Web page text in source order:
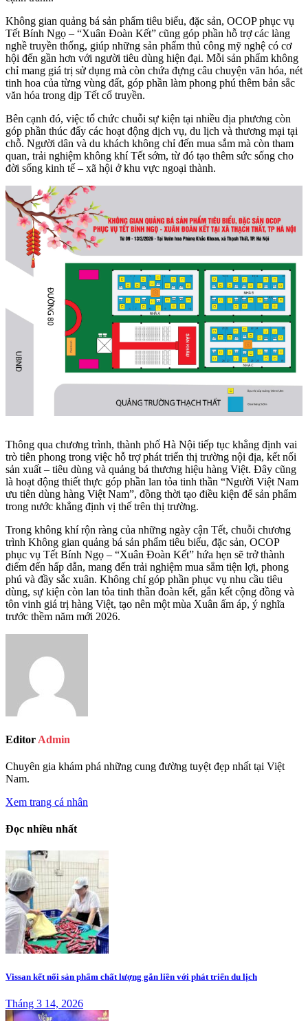
Không gian quảng bá sản phẩm tiêu biểu, đặc sản, OCOP phục vụ
Tết Bính Ngọ – “Xuân Đoàn Kết” cũng góp phần hỗ trợ các làng
nghề truyền thống, giúp những sản phẩm thủ công mỹ nghệ có cơ
hội đến gần hơn với người tiêu dùng hiện đại. Mỗi sản phẩm không
chỉ mang giá trị sử dụng mà còn chứa đựng câu chuyện văn hóa, nét
tinh hoa của từng vùng đất, góp phần làm phong phú thêm bản sắc
văn hóa trong dịp Tết cổ truyền.
Bên cạnh đó, việc tổ chức chuỗi sự kiện tại nhiều địa phương còn
góp phần thúc đẩy các hoạt động dịch vụ, du lịch và thương mại tại
chỗ. Người dân và du khách không chỉ đến mua sắm mà còn tham
quan, trải nghiệm không khí Tết sớm, từ đó tạo thêm sức sống cho
đời sống kinh tế – xã hội ở khu vực ngoại thành.
Thông qua chương trình, thành phố Hà Nội tiếp tục khẳng định vai
trò tiên phong trong việc hỗ trợ phát triển thị trường nội địa, kết nối
sản xuất – tiêu dùng và quảng bá thương hiệu hàng Việt. Đây cũng
là hoạt động thiết thực góp phần lan tỏa tinh thần “Người Việt Nam
ưu tiên dùng hàng Việt Nam”, đồng thời tạo điều kiện để sản phẩm
trong nước khẳng định vị thế trên thị trường.
Trong không khí rộn ràng của những ngày cận Tết, chuỗi chương
trình Không gian quảng bá sản phẩm tiêu biểu, đặc sản, OCOP
phục vụ Tết Bính Ngọ – “Xuân Đoàn Kết” hứa hẹn sẽ trở thành
điểm đến hấp dẫn, mang đến trải nghiệm mua sắm tiện lợi, phong
phú và đầy sắc xuân. Không chỉ góp phần phục vụ nhu cầu tiêu
dùng, sự kiện còn lan tỏa tinh thần đoàn kết, gắn kết cộng đồng và
tôn vinh giá trị hàng Việt, tạo nên một mùa Xuân ấm áp, ý nghĩa
trước thềm năm mới 2026.
Editor Admin
Chuyên gia khám phá những cung đường tuyệt đẹp nhất tại Việt
Nam.
Xem trang cá nhân
Đọc nhiều nhất
Vissan kết nối sản phẩm chất lượng gắn liền với phát triển du lịch
Tháng 3 14, 2026